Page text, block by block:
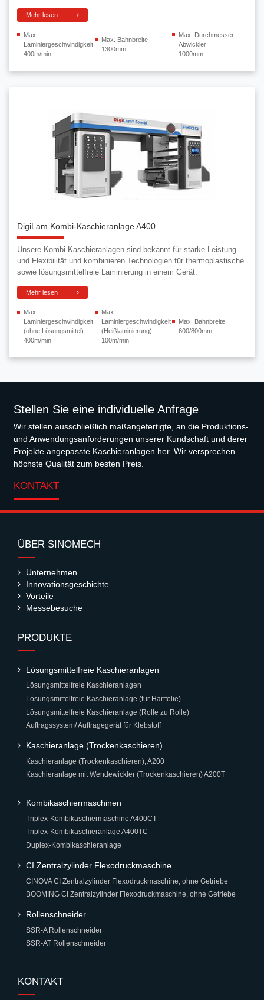
Mehr lesen
Max.
Laminiergeschwindigkeit
400m/min
Max. Bahnbreite
1300mm
Max. Durchmesser
Abwickler
1000mm
DigiLam Kombi-Kaschieranlage A400
Unsere Kombi-Kaschieranlagen sind bekannt für starke Leistung
und Flexibilität und kombinieren Technologien für thermoplastische
sowie lösungsmittelfreie Laminierung in einem Gerät.
Mehr lesen
Max.
Laminiergeschwindigkeit
(ohne Lösungsmittel)
400m/min
Max.
Laminiergeschwindigkeit
(Heißlaminierung)
100m/min
Max. Bahnbreite
600/800mm
Stellen Sie eine individuelle Anfrage
Wir stellen ausschließlich maßangefertigte, an die Produktions-
und Anwendungsanforderungen unserer Kundschaft und derer
Projekte angepasste Kaschieranlagen her. Wir versprechen
höchste Qualität zum besten Preis.
KONTAKT
ÜBER SINOMECH
Unternehmen
Innovationsgeschichte
Vorteile
Messebesuche
PRODUKTE
Lösungsmittelfreie Kaschieranlagen
Lösungsmittelfreie Kaschieranlagen
Lösungsmittelfreie Kaschieranlage (für Hartfolie)
Lösungsmittelfreie Kaschieranlage (Rolle zu Rolle)
Auftragssystem/ Auftragegerät für Klebstoff
Kaschieranlage (Trockenkaschieren)
Kaschieranlage (Trockenkaschieren), A200
Kaschieranlage mit Wendewickler (Trockenkaschieren) A200T
Kombikaschiermaschinen
Triplex-Kombikaschiermaschine A400CT
Triplex-Kombikaschieranlage A400TC
Duplex-Kombikaschieranlage
CI Zentralzylinder Flexodruckmaschine
CINOVA CI Zentralzylinder Flexodruckmaschine, ohne Getriebe
BOOMING CI Zentralzylinder Flexodruckmaschine, ohne Getriebe
Rollenschneider
SSR-A Rollenschneider
SSR-AT Rollenschneider
KONTAKT